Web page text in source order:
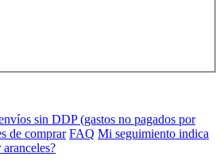
sin DDP (gastos no pagados por
de comprar FAQ Mi seguimiento indica